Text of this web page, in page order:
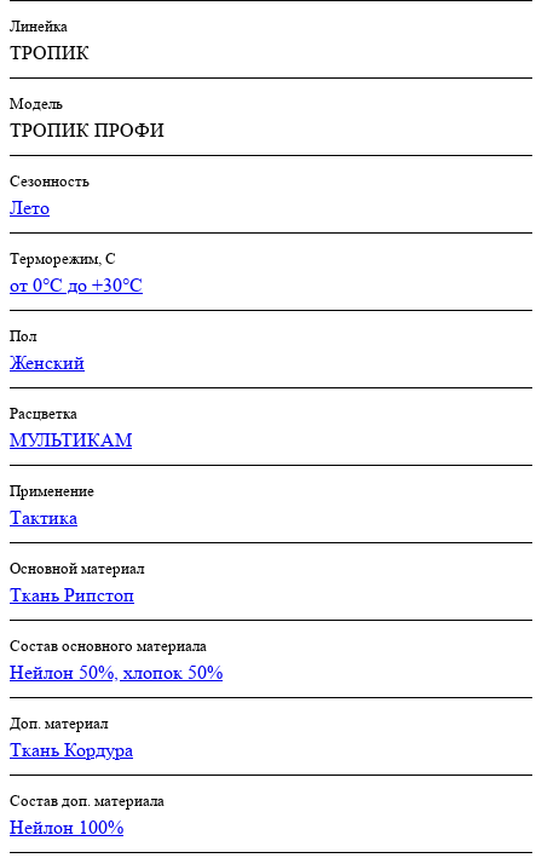
Линейка
ТРОПИК
Модель
ТРОПИК ПРОФИ
Сезонность
Лето
Терморежим, C
от 0°С до +30°С
Пол
Женский
Расцветка
МУЛЬТИКАМ
Применение
Тактика
Основной материал
Ткань Рипстоп
Состав основного материала
Нейлон 50%, хлопок 50%
Доп. материал
Ткань Кордура
Состав доп. материала
Нейлон 100%